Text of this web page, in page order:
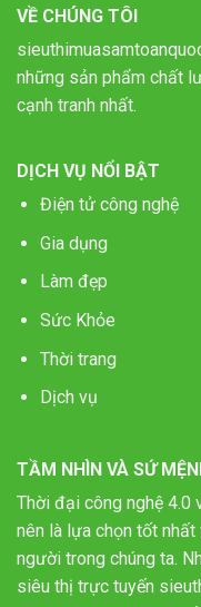
VỀ CHÚNG TÔI
những sản phẩm chất
cạnh tranh nhất.
DỊCH VỤ NỔI BẬT
Điện tử công nghệ
Gia dụng
Làm đẹp
Sức Khỏe
Thời trang
Dịch vụ
TẦM NHÌN VÀ SỨ
Thời đại công nghệ 4.0
nên là lựa chọn tốt
người trong chúng ta.
siêu thị trực tuyến